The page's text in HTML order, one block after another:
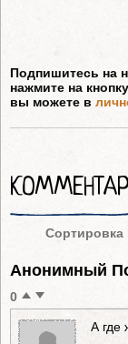
Подпишитесь на
нажмите на
вы можете в
Сортировка
Анонимный
0
А где